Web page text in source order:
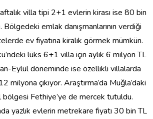
villa tipi 2+1 evlerin kirası ise 80 bin
emlak danışmanlarının verdiği
ev fiyatına kiralık görmek mümkün.
lüks 6+1 villa için aylık 6 milyon TL
Eylül döneminde ise özellikli villalarda
milyona çıkıyor. Araştırma’da Muğla’daki
Fethiye’ye de mercek tutuldu.
yazlık evlerin metrekare fiyatı 30 bin TL